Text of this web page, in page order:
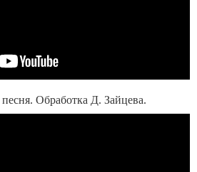
Обработка Д. Зайцева.